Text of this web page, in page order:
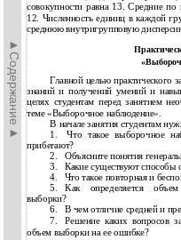
►Содержание►
совокупности равна 13. Средние
12. Численность единиц в каждой
среднюю внутригрупповую
Главной целью практического
знаний и получений умений и
целях студентам перед занятием
теме «Выборочное наблюдение».
В начале занятия студентам
1.
Что такое выборочное
прибегают?
2.
Объясните понятия
3.
Какие существуют способы
4.
Что такое повторная и
5.
Как определяется
выборки?
6.
В чем отличие средней и
7.
Решение каких вопросов
объем выборки на ее ошибке?